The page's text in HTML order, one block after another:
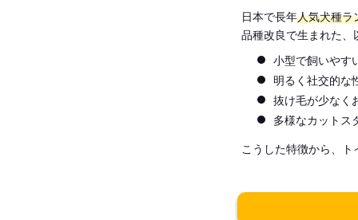
日本で長年人気犬種ラ
品種改良で生まれた、
小型で飼いやす
明るく社交的な
抜け毛が少なく
多様なカットス
こうした特徴から、ト